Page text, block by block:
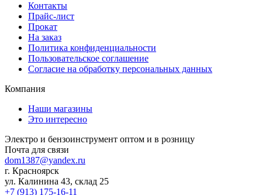
Контакты
Прайс-лист
Прокат
На заказ
Политика конфиденциальности
Пользовательское соглашение
Согласие на обработку персональных данных
Компания
Наши магазины
Это интересно
Электро и бензоинструмент оптом и в розницу
Почта для связи
dom1387@yandex.ru
г. Красноярск
ул. Калинина 43, склад 25
+7 (913) 175-16-11